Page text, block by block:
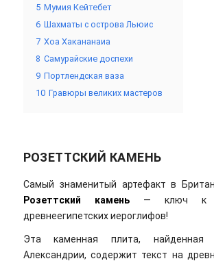
5 Мумия Кейтебет
6 Шахматы с острова Льюис
7 Хоа Хакананаиа
8 Самурайские доспехи
9 Портлендская ваза
10 Гравюры великих мастеров
РОЗЕТТСКИЙ КАМЕНЬ
Самый знаменитый артефакт в
Розеттский камень— ключ к
древнеегипетских иероглифов!
Эта каменная плита, найденная
Александрии, содержит текст на